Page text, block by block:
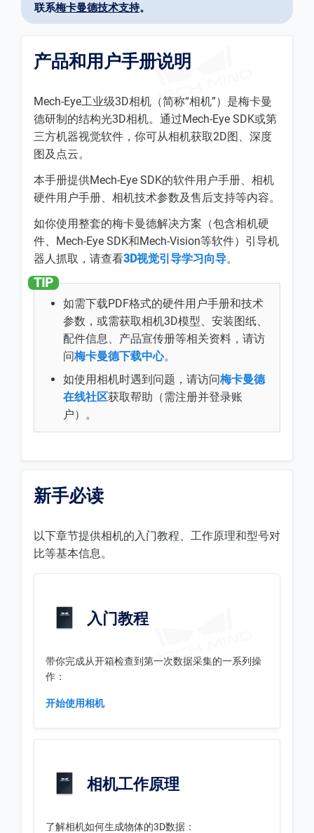
联系梅卡曼德技术支持。
产品和用户手册说明
Mech-Eye工业级3D相机（简称“相机”）是梅卡曼
德研制的结构光3D相机。通过Mech-Eye SDK或第
三方机器视觉软件，你可从相机获取2D图、深度
图及点云。
本手册提供Mech-Eye SDK的软件用户手册、相机
硬件用户手册、相机技术参数及售后支持等内容。
如你使用整套的梅卡曼德解决方案（包含相机硬
件、Mech-Eye SDK和Mech-Vision等软件）引导机
器人抓取，请查看3D视觉引导学习向导。
如需下载PDF格式的硬件用户手册和技术
参数，或需获取相机3D模型、安装图纸、
配件信息、产品宣传册等相关资料，请访
问梅卡曼德下载中心。
如使用相机时遇到问题，请访问梅卡曼德
在线社区获取帮助（需注册并登录账
户）。
新手必读
以下章节提供相机的入门教程、工作原理和型号对
比等基本信息。
入门教程
带你完成从开箱检查到第一次数据采集的一系列操
作：
开始使用相机
相机工作原理
了解相机如何生成物体的3D数据：